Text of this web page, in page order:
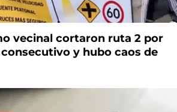
vecinal cortaron ruta 2 por
y hubo caos de